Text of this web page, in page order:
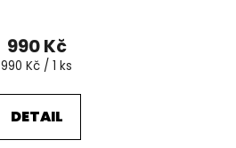
990 Kč
Měrná
990 Kč / 1 ks
DETAIL